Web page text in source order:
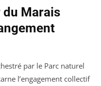
Marais
par le Parc naturel
l’engagement collectif